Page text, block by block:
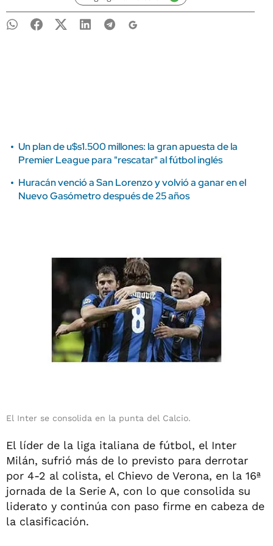
Un plan de u$s1.500 millones: la gran apuesta de la
Premier League para "rescatar" al fútbol inglés
Huracán venció a San Lorenzo y volvió a ganar en el
Nuevo Gasómetro después de 25 años
El Inter se consolida en la punta del Calcio.
El líder de la liga italiana de fútbol, el Inter
Milán, sufrió más de lo previsto para derrotar
por 4-2 al colista, el Chievo de Verona, en la 16ª
jornada de la Serie A, con lo que consolida su
liderato y continúa con paso firme en cabeza de
la clasificación.